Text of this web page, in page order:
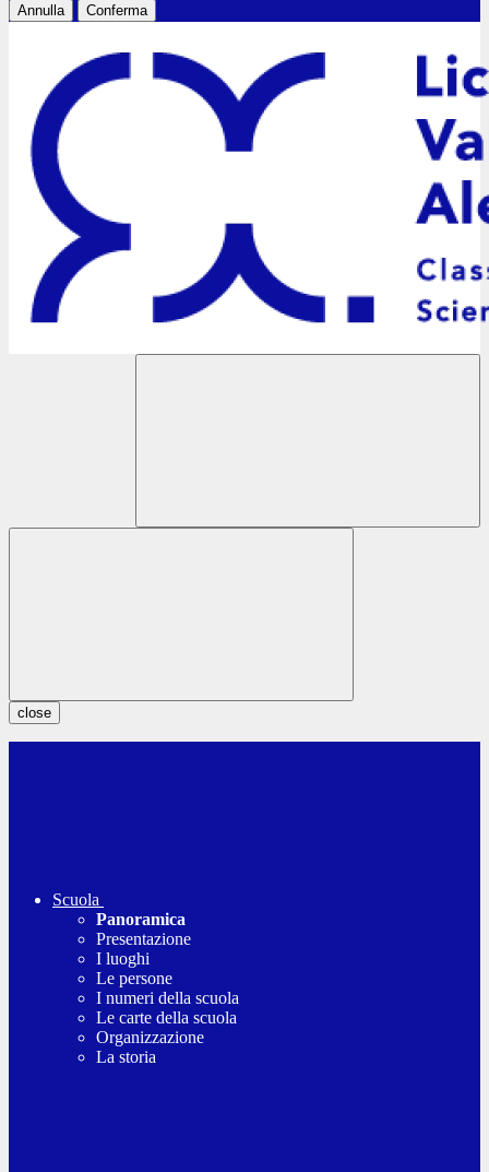
Annulla Conferma
close
Scuola
Panoramica
Presentazione
I luoghi
Le persone
I numeri della scuola
Le carte della scuola
Organizzazione
La storia